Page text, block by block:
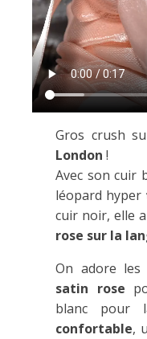
Gros crush
London !
Avec son cuir
léopard hyper
cuir noir, elle
rose sur la
On adore les
satin rose
blanc pour
confortable,